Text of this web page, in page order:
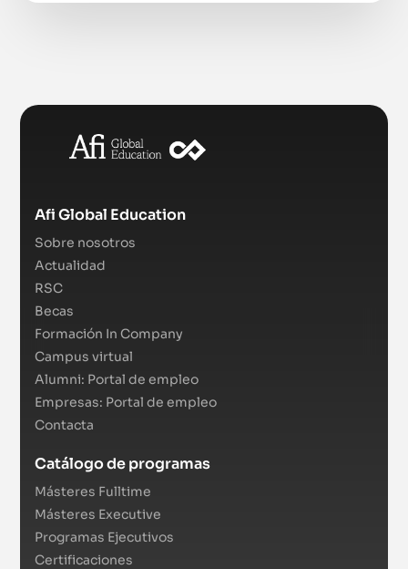
Afi Global Education
Sobre nosotros
Actualidad
RSC
Becas
Formación In Company
Campus virtual
Alumni: Portal de empleo
Empresas: Portal de empleo
Contacta
Catálogo de programas
Másteres Fulltime
Másteres Executive
Programas Ejecutivos
Certificaciones